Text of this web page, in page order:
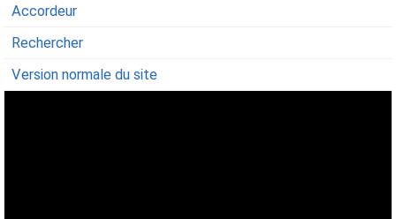
Accordeur
Rechercher
Version normale du site